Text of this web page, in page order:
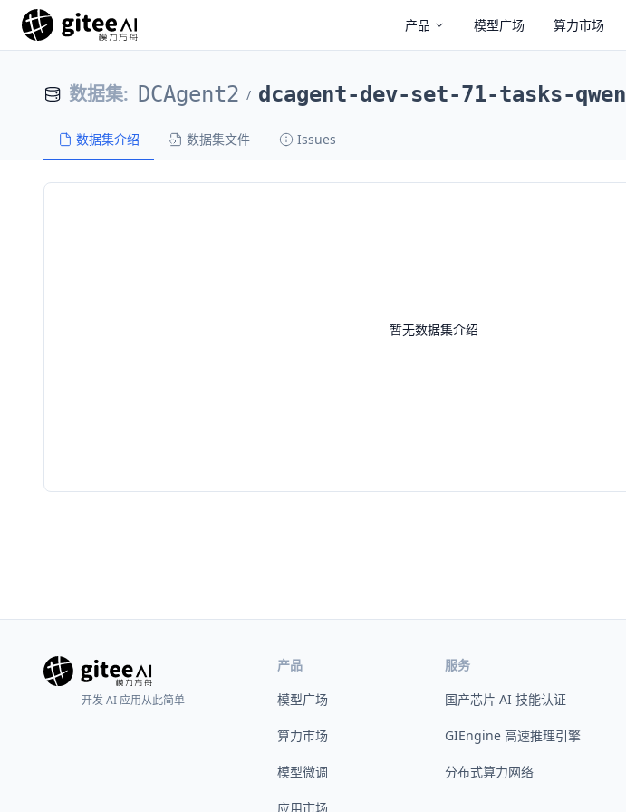
产品 模型广场 算力市场
数据集: DCAgent2 / dcagent-dev-set-71-tasks-
数据集介绍 数据集文件 Issues
暂无数据集介绍
开发 AI 应用从此简单
产品
模型广场
算力市场
模型微调
应用市场
服务
国产芯片 AI 技能认证
GIEngine 高速推理引擎
分布式算力网络